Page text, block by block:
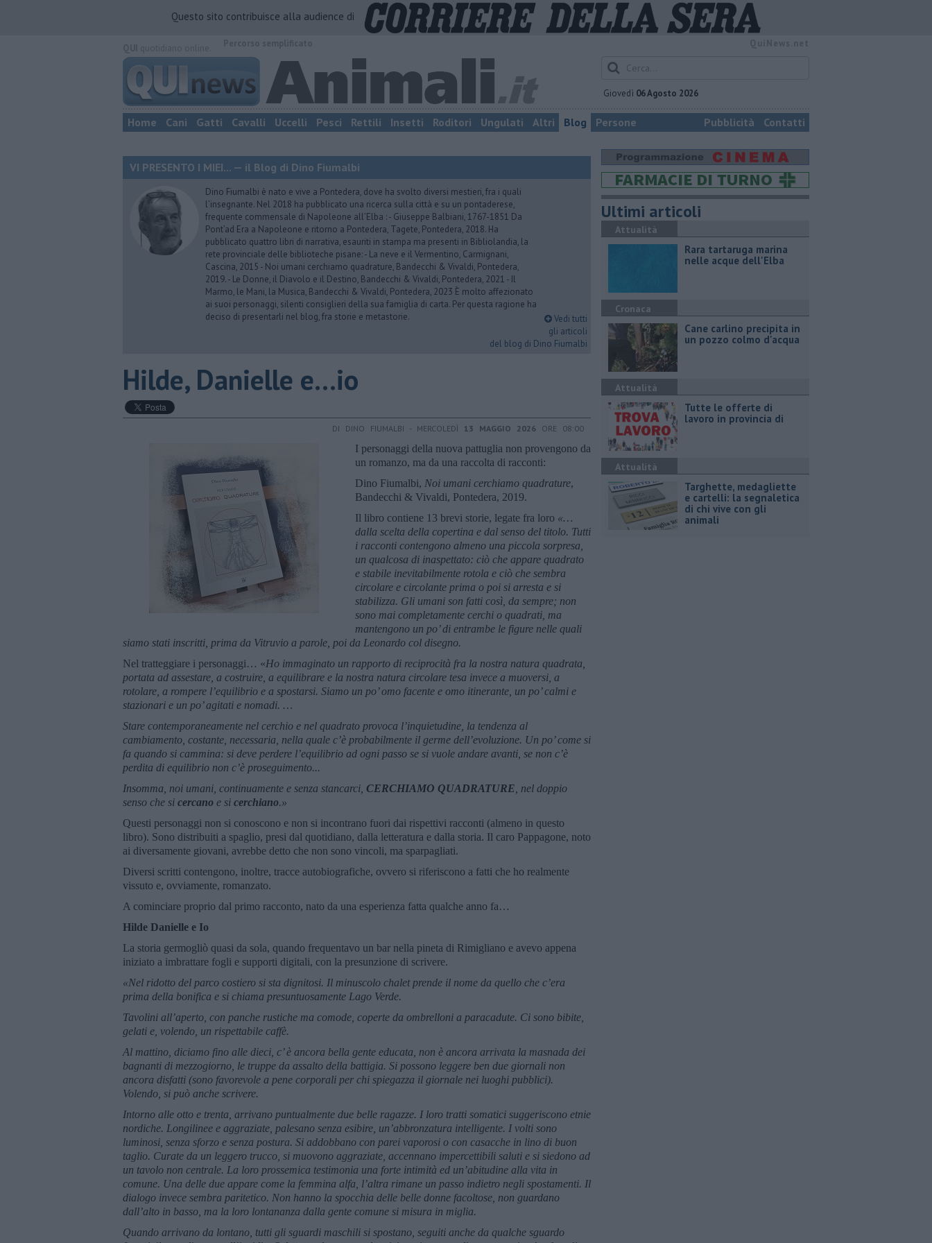
Questo sito contribuisce alla audience di
Giovedì 06 Agosto 2026
Home Cani Gatti Cavalli Uccelli Pesci Rettili Insetti Roditori Ungulati Altri Blog Persone Pubblicità Contatti
VI PRESENTO I MIEI... — il Blog di Dino Fiumalbi
Dino Fiumalbi è nato e vive a Pontedera, dove ha svolto diversi mestieri, fra i quali
l’insegnante. Nel 2018 ha pubblicato una ricerca sulla città e su un pontaderese,
frequente commensale di Napoleone all’Elba : - Giuseppe Balbiani, 1767-1851 Da
Pont’ad Era a Napoleone e ritorno a Pontedera, Tagete, Pontedera, 2018. Ha
pubblicato quattro libri di narrativa, esauriti in stampa ma presenti in Bibliolandia, la
rete provinciale delle biblioteche pisane: - La neve e il Vermentino, Carmignani,
Cascina, 2015 - Noi umani cerchiamo quadrature, Bandecchi & Vivaldi, Pontedera,
2019. - Le Donne, il Diavolo e il Destino, Bandecchi & Vivaldi, Pontedera, 2021 - Il
Marmo, le Mani, la Musica, Bandecchi & Vivaldi, Pontedera, 2023 È molto affezionato
ai suoi personaggi, silenti consiglieri della sua famiglia di carta. Per questa ragione ha
deciso di presentarli nel blog, fra storie e metastorie.
Vedi tutti
gli articoli
del blog di Dino Fiumalbi
Hilde, Danielle e...io
DI DINO FIUMALBI - MERCOLEDÌ 13 MAGGIO 2026 ORE 08:00
I personaggi della nuova pattuglia non provengono da
un romanzo, ma da una raccolta di racconti:
Dino Fiumalbi, Noi umani cerchiamo quadrature,
Bandecchi & Vivaldi, Pontedera, 2019.
Il libro contiene 13 brevi storie, legate fra loro «…
dalla scelta della copertina e dal senso del titolo. Tutti
i racconti contengono almeno una piccola sorpresa,
un qualcosa di inaspettato: ciò che appare quadrato
e stabile inevitabilmente rotola e ciò che sembra
circolare e circolante prima o poi si arresta e si
stabilizza. Gli umani son fatti così, da sempre; non
sono mai completamente cerchi o quadrati, ma
mantengono un po’ di entrambe le figure nelle quali
siamo stati inscritti, prima da Vitruvio a parole, poi da Leonardo col disegno.
Nel tratteggiare i personaggi… «Ho immaginato un rapporto di reciprocità fra la nostra natura quadrata,
portata ad assestare, a costruire, a equilibrare e la nostra natura circolare tesa invece a muoversi, a
rotolare, a rompere l’equilibrio e a spostarsi. Siamo un po’ omo facente e omo itinerante, un po’ calmi e
stazionari e un po’ agitati e nomadi. …
Stare contemporaneamente nel cerchio e nel quadrato provoca l’inquietudine, la tendenza al
cambiamento, costante, necessaria, nella quale c’è probabilmente il germe dell’evoluzione. Un po’ come si
fa quando si cammina: si deve perdere l’equilibrio ad ogni passo se si vuole andare avanti, se non c’è
perdita di equilibrio non c’è proseguimento...
Insomma, noi umani, continuamente e senza stancarci, CERCHIAMO QUADRATURE , nel doppio
senso che si cercano e si cerchiano.»
Questi personaggi non si conoscono e non si incontrano fuori dai rispettivi racconti (almeno in questo
libro). Sono distribuiti a spaglio, presi dal quotidiano, dalla letteratura e dalla storia. Il caro Pappagone, noto
ai diversamente giovani, avrebbe detto che non sono vincoli, ma sparpagliati.
Diversi scritti contengono, inoltre, tracce autobiografiche, ovvero si riferiscono a fatti che ho realmente
vissuto e, ovviamente, romanzato.
A cominciare proprio dal primo racconto, nato da una esperienza fatta qualche anno fa…
Hilde Danielle e Io
La storia germogliò quasi da sola, quando frequentavo un bar nella pineta di Rimigliano e avevo appena
iniziato a imbrattare fogli e supporti digitali, con la presunzione di scrivere.
«Nel ridotto del parco costiero si sta dignitosi. Il minuscolo chalet prende il nome da quello che c’era
prima della bonifica e si chiama presuntuosamente Lago Verde.
Tavolini all’aperto, con panche rustiche ma comode, coperte da ombrelloni a paracadute. Ci sono bibite,
gelati e, volendo, un rispettabile caffè.
Al mattino, diciamo fino alle dieci, c’ è ancora bella gente educata, non è ancora arrivata la masnada dei
bagnanti di mezzogiorno, le truppe da assalto della battigia. Si possono leggere ben due giornali non
ancora disfatti (sono favorevole a pene corporali per chi spiegazza il giornale nei luoghi pubblici).
Volendo, si può anche scrivere.
Intorno alle otto e trenta, arrivano puntualmente due belle ragazze. I loro tratti somatici suggeriscono etnie
nordiche. Longilinee e aggraziate, palesano senza esibire, un’abbronzatura intelligente. I volti sono
luminosi, senza sforzo e senza postura. Si addobbano con parei vaporosi o con casacche in lino di buon
taglio. Curate da un leggero trucco, si muovono aggraziate, accennano impercettibili saluti e si siedono ad
un tavolo non centrale. La loro prossemica testimonia una forte intimità ed un’abitudine alla vita in
comune. Una delle due appare come la femmina alfa, l’altra rimane un passo indietro negli spostamenti. Il
dialogo invece sembra paritetico. Non hanno la spocchia delle belle donne facoltose, non guardano
dall’alto in basso, ma la loro lontananza dalla gente comune si misura in miglia.
Quando arrivano da lontano, tutti gli sguardi maschili si spostano, seguiti anche da qualche sguardo
Ultimi articoli
Attualità
Rara tartaruga marina
nelle acque dell'Elba
Cronaca
Cane carlino precipita in
un pozzo colmo d'acqua
Attualità
​Tutte le offerte di
lavoro in provincia di
Attualità
Targhette, medagliette
e cartelli: la segnaletica
di chi vive con gli
animali